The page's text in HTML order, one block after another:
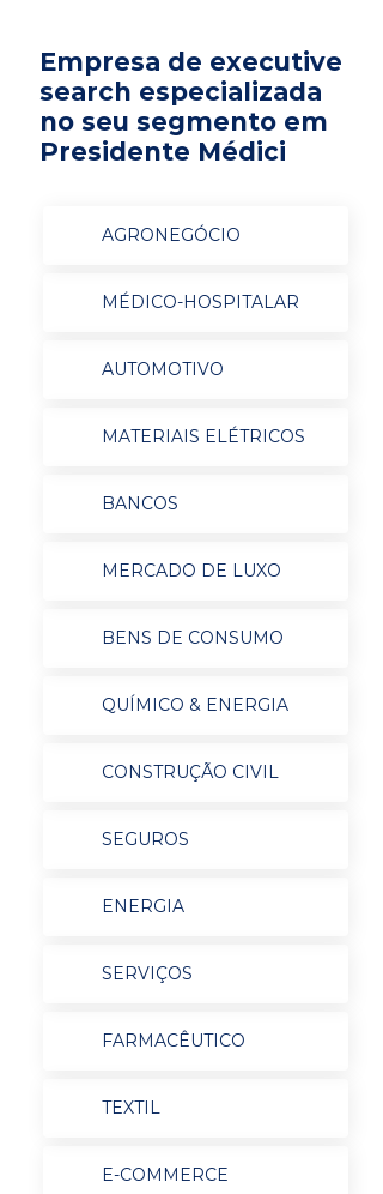
Empresa de executive
search especializada
no seu segmento em
Presidente Médici
AGRONEGÓCIO
MÉDICO-HOSPITALAR
AUTOMOTIVO
MATERIAIS ELÉTRICOS
BANCOS
MERCADO DE LUXO
BENS DE CONSUMO
QUÍMICO & ENERGIA
CONSTRUÇÃO CIVIL
SEGUROS
ENERGIA
SERVIÇOS
FARMACÊUTICO
TEXTIL
E-COMMERCE